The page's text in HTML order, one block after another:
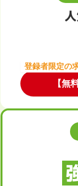
登録者限定の
【無